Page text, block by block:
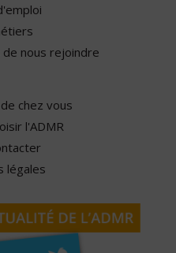
nous rejoindre
chez vous
l'ADMR
légales